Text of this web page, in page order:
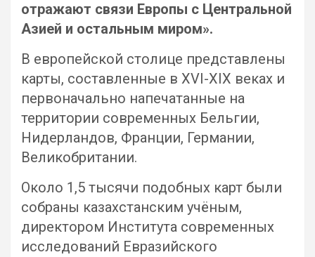
отражают связи Европы с Центральной
Азией и остальным миром».
В европейской столице представлены
карты, составленные в XVI-XIX веках и
первоначально напечатанные на
территории современных Бельгии,
Нидерландов, Франции, Германии,
Великобритании.
Около 1,5 тысячи подобных карт были
собраны казахстанским учёным,
директором Института современных
исследований Евразийского